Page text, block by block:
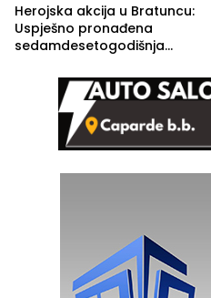
Herojska akcija u Bratuncu:
Uspješno pronađena
sedamdesetogodišnja
Kravice.